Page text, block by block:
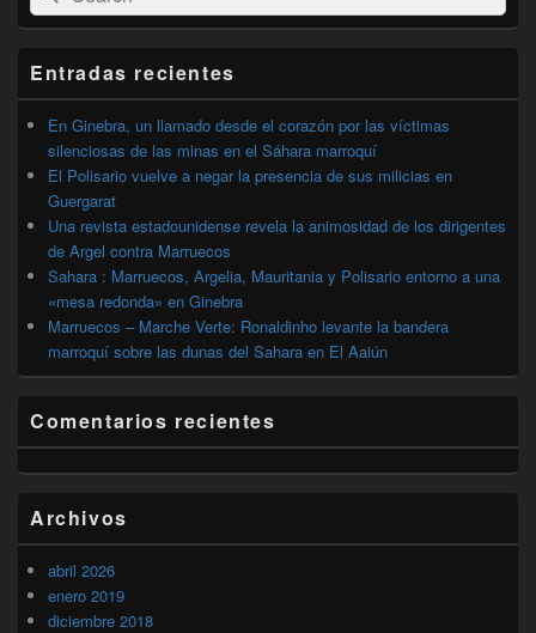
de
widget
lateral
primaria
por:
Entradas recientes
En Ginebra, un llamado desde el corazón por las víctimas
silenciosas de las minas en el Sáhara marroquí
El Polisario vuelve a negar la presencia de sus milicias en
Guergarat
Una revista estadounidense revela la animosidad de los dirigentes
de Argel contra Marruecos
Sahara : Marruecos, Argelia, Mauritania y Polisario entorno a una
«mesa redonda» en Ginebra
Marruecos – Marche Verte: Ronaldinho levante la bandera
marroquí sobre las dunas del Sahara en El Aaiún
Comentarios recientes
Archivos
abril 2026
enero 2019
diciembre 2018